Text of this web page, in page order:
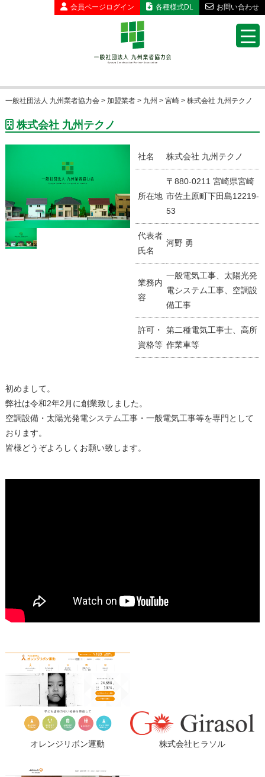
会員ページ ログイン 各種様式DL お問い合わせ
一般社団法人 九州業者協力会> 加盟業者> 九州 > 宮崎> 株式会社 九州テクノ
株式会社 九州テクノ
社名 株式会社 九州テクノ
所在地
〒880-0211 宮崎県宮崎
市佐土原町下田島12219-
53
代表者
氏名
河野 勇
業務内
容
一般電気工事、太陽光発
電システム工事、空調設
備工事
許可・
資格等
第二種電気工事士、高所
作業車等
初めまして。
弊社は令和2年2月に創業致しました。
空調設備・太陽光発電システム工事・一般電気工事等を専門として
おります。
皆様どうぞよろしくお願い致します。
オレンジリボン運動 株式会社ヒラソル